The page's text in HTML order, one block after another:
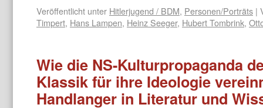
Veröffentlicht unter Hitlerjugend / BDM, Personen/Porträts |
Timpert, Hans Lampen, Heinz Seeger, Hubert Tombrink,
Wie die NS-Kulturpropaganda
Klassik für ihre Ideologie
Handlanger in Literatur und